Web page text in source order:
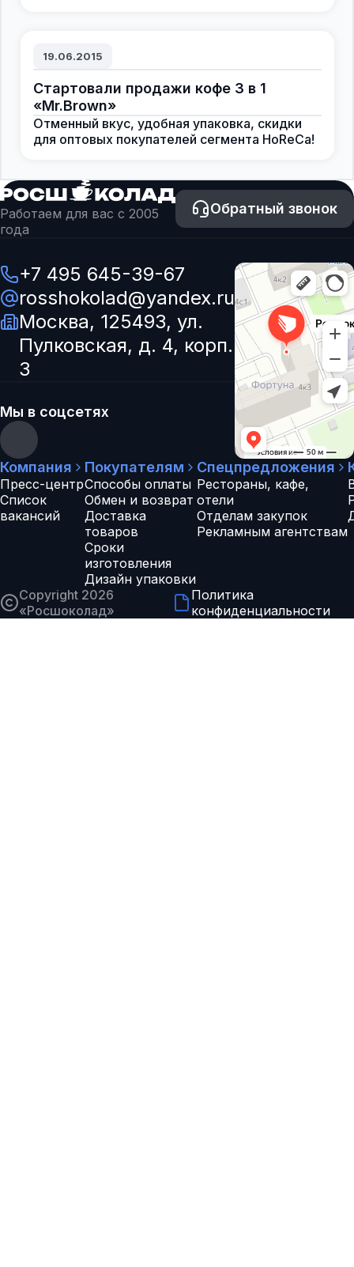
19.06.2015
Стартовали продажи кофе 3 в 1
«Mr.Brown»
Отменный вкус, удобная упаковка, скидки
для оптовых покупателей сегмента HoReCa!
Работаем для вас с 2005
года
Обратный звонок
+7 495 645-39-67
rosshokolad@yandex.ru
Москва, 125493, ул.
Пулковская, д. 4, корп.
3
Мы в соцсетях
Компания
Пресс-центр
Список
вакансий
Покупателям
Способы оплаты
Обмен и возврат
Доставка
товаров
Сроки
изготовления
Дизайн упаковки
Спецпредложения
Рестораны, кафе,
отели
Отделам закупок
Рекламным агентствам
Copyright 2026
«Росшоколад»
Политика
конфиденциальности